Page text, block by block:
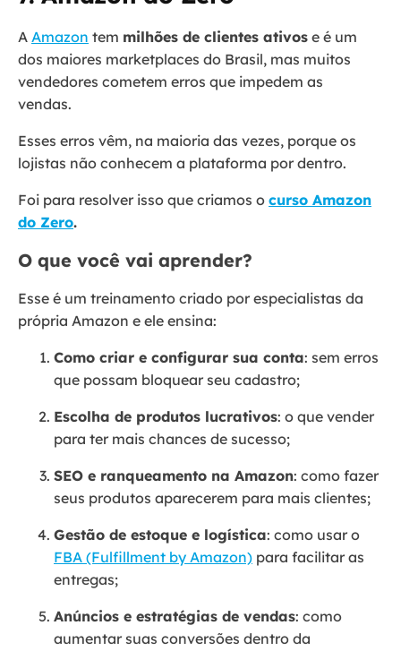
A Amazon tem milhões de clientes ativos e é um
dos maiores marketplaces do Brasil, mas muitos
vendedores cometem erros que impedem as
vendas.
Esses erros vêm, na maioria das vezes, porque os
lojistas não conhecem a plataforma por dentro.
Foi para resolver isso que criamos o curso Amazon
do Zero.
O que você vai aprender?
Esse é um treinamento criado por especialistas da
própria Amazon e ele ensina:
Como criar e configurar sua conta: sem erros
que possam bloquear seu cadastro;
Escolha de produtos lucrativos: o que vender
para ter mais chances de sucesso;
SEO e ranqueamento na Amazon: como fazer
seus produtos aparecerem para mais clientes;
Gestão de estoque e logística: como usar o
FBA (Fulfillment by Amazon) para facilitar as
entregas;
Anúncios e estratégias de vendas: como
aumentar suas conversões dentro da